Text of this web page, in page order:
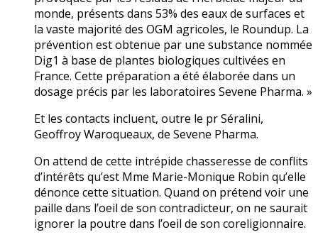
monde, présents dans 53% des eaux de surfaces et
la vaste majorité des OGM agricoles, le Roundup. La
prévention est obtenue par une substance nommée
Dig1 à base de plantes biologiques cultivées en
France. Cette préparation a été élaborée dans un
dosage précis par les laboratoires Sevene Pharma. »
Et les contacts incluent, outre le pr Séralini,
Geoffroy Waroqueaux, de Sevene Pharma.
On attend de cette intrépide chasseresse de conflits
d’intérêts qu’est Mme Marie-Monique Robin qu’elle
dénonce cette situation. Quand on prétend voir une
paille dans l’oeil de son contradicteur, on ne saurait
ignorer la poutre dans l’oeil de son coreligionnaire.